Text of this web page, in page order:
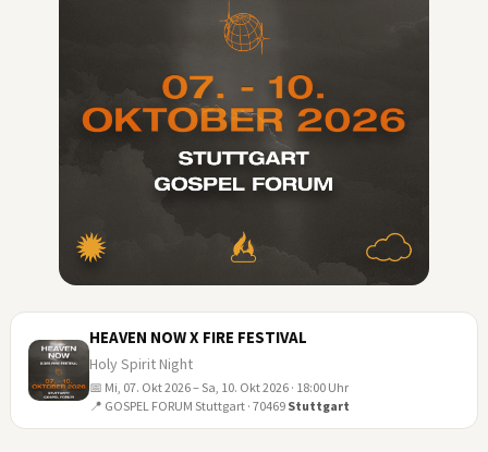
OKT
HEAVEN NOW X FIRE FESTIVAL
Holy Spirit Night
📅 Mi, 07. Okt 2026 – Sa, 10. Okt 2026 · 18:00 Uhr
📍 GOSPEL FORUM Stuttgart · 70469 Stuttgart